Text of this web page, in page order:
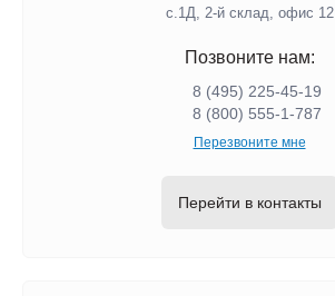
с.1Д, 2-й склад, офис 12
Позвоните нам:
8 (495) 225-45-19
8 (800) 555-1-787
Перезвоните мне
Перейти в контакты